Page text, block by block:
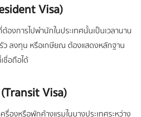
Visa)
องการไปพำนักในประเทศนั้นเป็นเวลานาน
ว ลงทุน หรือเกษียณ ต้องแสดงหลักฐาน
ชื่อถือได้
Visa)
องหรือพักค้างแรมในบางประเทศระหว่าง